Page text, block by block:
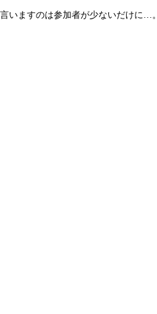
いますのは参加者が少ないだけに…。